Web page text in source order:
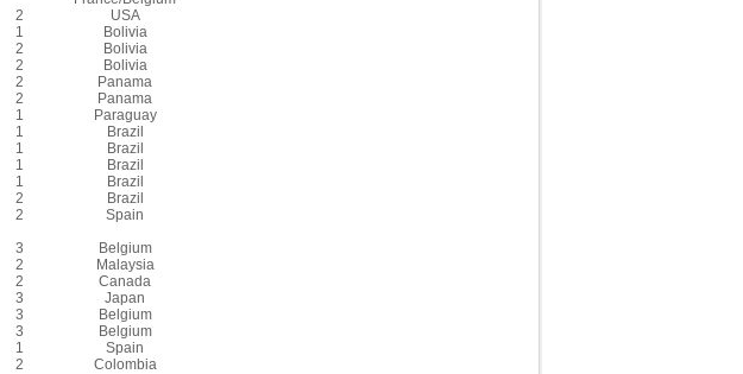
2
USA
1
Bolivia
2
Bolivia
2
Bolivia
2
Panama
2
Panama
1
Paraguay
1
Brazil
1
Brazil
1
Brazil
1
Brazil
2
Brazil
2
Spain
3
Belgium
2
Malaysia
2
Canada
3
Japan
3
Belgium
3
Belgium
1
Spain
2
Colombia